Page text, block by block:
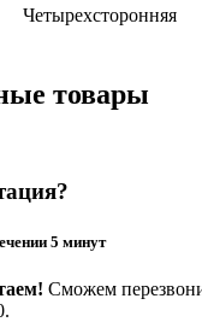
Четырехсторонняя
товары
5 минут
Сможем